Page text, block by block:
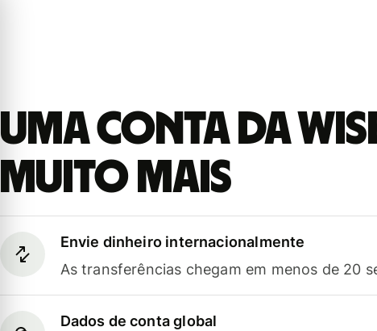
Uma conta da
muito mais
Envie dinheiro internacionalmente
As transferências chegam em menos de 20
Dados de conta global